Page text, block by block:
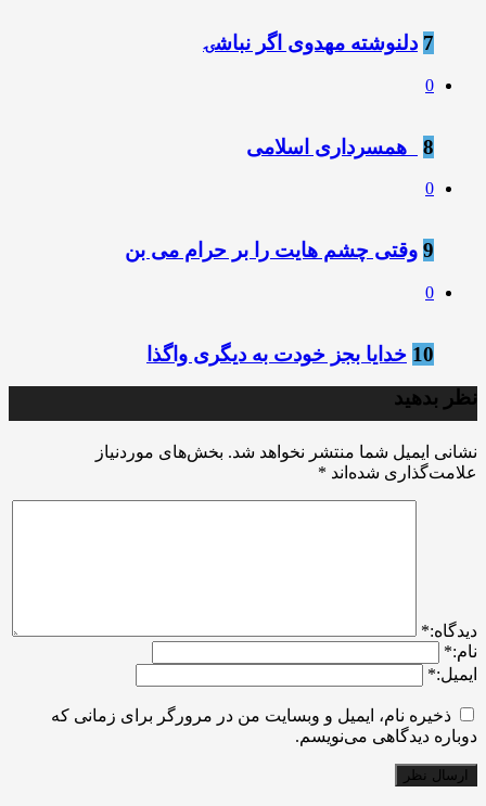
7 دلنوشته مهدوی اگر نباشۍ
0
8 ️ ️ همسرداری اسلامی
0
9 وقتی چشم هایت را بر حرام می بن
0
10 خدایا بجز خودت به دیگرى واگذا
نظر بدهید
نشانی ایمیل شما منتشر نخواهد شد. بخش‌های موردنیاز
علامت‌گذاری شده‌اند *
ديدگاه:*
نام:*
ایمیل:*
ذخیره نام، ایمیل و وبسایت من در مرورگر برای زمانی که
دوباره دیدگاهی می‌نویسم.